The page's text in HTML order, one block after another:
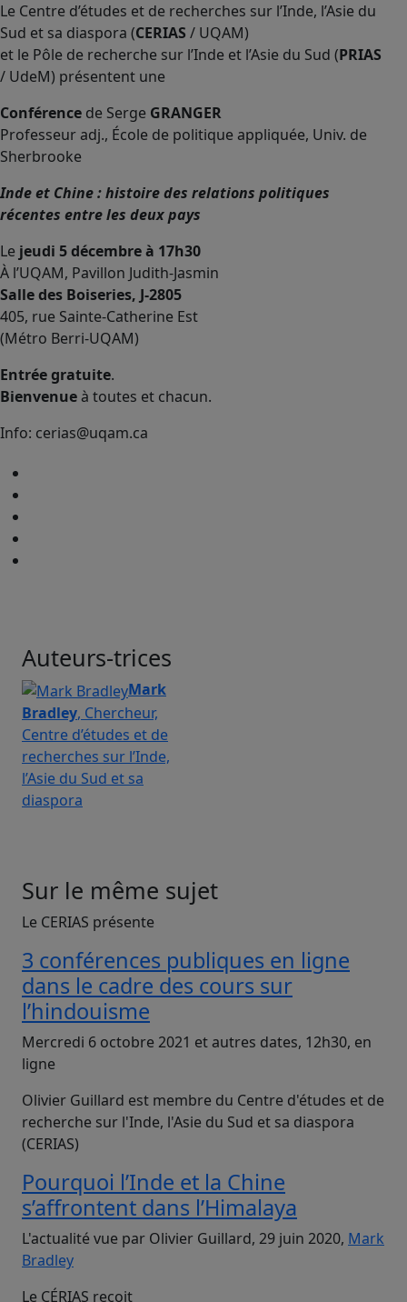
Le Centre d’études et de recherches sur l’Inde, l’Asie du
Sud et sa diaspora (CERIAS / UQAM)
et le Pôle de recherche sur l’Inde et l’Asie du Sud (PRIAS
/ UdeM) présentent une
Conférence de Serge GRANGER
Professeur adj., École de politique appliquée, Univ. de
Sherbrooke
Inde et Chine : histoire des relations politiques
récentes entre les deux pays
Le jeudi 5 décembre à 17h30
À l’UQAM, Pavillon Judith-Jasmin
Salle des Boiseries, J-2805
405, rue Sainte-Catherine Est
(Métro Berri-UQAM)
Entrée gratuite.
Bienvenueà toutes et chacun.
Info: cerias@uqam.ca
Auteurs-trices
Mark
Bradley, Chercheur,
Centre d’études et de
recherches sur l’Inde,
l’Asie du Sud et sa
diaspora
Sur le même sujet
Le CERIAS présente
3 conférences publiques en ligne
dans le cadre des cours sur
l’hindouisme
Mercredi 6 octobre 2021 et autres dates, 12h30, en
ligne
Olivier Guillard est membre du Centre d'études et de
recherche sur l'Inde, l'Asie du Sud et sa diaspora
(CERIAS)
Pourquoi l’Inde et la Chine
s’affrontent dans l’Himalaya
L'actualité vue par Olivier Guillard, 29 juin 2020, Mark
Bradley
Le CÉRIAS reçoit